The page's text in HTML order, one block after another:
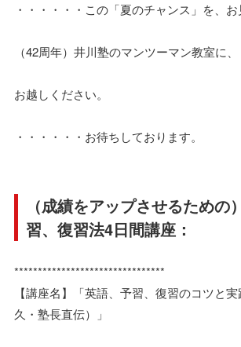
・・・・・・この「夏のチャンス」を、お
（42周年）井川塾のマンツーマン教室に、
お越しください。
・・・・・・お待ちしております。
（成績をアップさせるための
習、復習法4日間講座：
********************************
【講座名】「英語、予習、復習のコツと
久・塾長直伝）」